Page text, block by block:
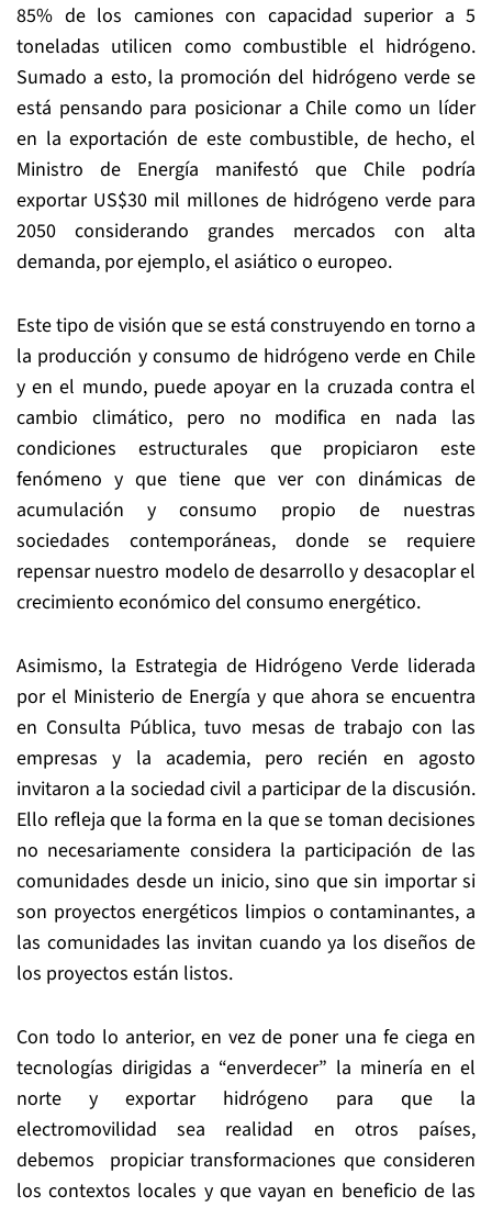
85% de los camiones con capacidad superior a 5
toneladas utilicen como combustible el hidrógeno.
Sumado a esto, la promoción del hidrógeno verde se
está pensando para posicionar a Chile como un líder
en la exportación de este combustible, de hecho, el
Ministro de Energía manifestó que Chile podría
exportar US$30 mil millones de hidrógeno verde para
2050 considerando grandes mercados con alta
demanda, por ejemplo, el asiático o europeo.
Este tipo de visión que se está construyendo en torno a
la producción y consumo de hidrógeno verde en Chile
y en el mundo, puede apoyar en la cruzada contra el
cambio climático, pero no modifica en nada las
condiciones estructurales que propiciaron este
fenómeno y que tiene que ver con dinámicas de
acumulación y consumo propio de nuestras
sociedades contemporáneas, donde se requiere
repensar nuestro modelo de desarrollo y desacoplar el
crecimiento económico del consumo energético.
Asimismo, la Estrategia de Hidrógeno Verde liderada
por el Ministerio de Energía y que ahora se encuentra
en Consulta Pública, tuvo mesas de trabajo con las
empresas y la academia, pero recién en agosto
invitaron a la sociedad civil a participar de la discusión.
Ello refleja que la forma en la que se toman decisiones
no necesariamente considera la participación de las
comunidades desde un inicio, sino que sin importar si
son proyectos energéticos limpios o contaminantes, a
las comunidades las invitan cuando ya los diseños de
los proyectos están listos.
Con todo lo anterior, en vez de poner una fe ciega en
tecnologías dirigidas a “enverdecer” la minería en el
norte y exportar hidrógeno para que la
electromovilidad sea realidad en otros países,
debemos propiciar transformaciones que consideren
los contextos locales y que vayan en beneficio de las